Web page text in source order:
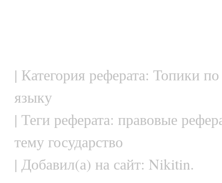
| Категория реферата: Топики
языку
| Теги реферата: правовые
тему государство
| Добавил(а) на сайт: Nikitin.